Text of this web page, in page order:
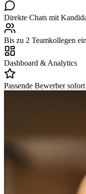
Direkte Chats mit
Bis zu 2 Teamkollegen
Dashboard & Analytics
Passende Bewerber